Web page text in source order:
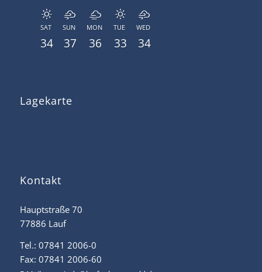
SAT
34
SUN
37
MON
36
TUE
33
WED
34
Lagekarte
Kontakt
Hauptstraße 70
77886 Lauf
Tel.: 07841 2006-0
Fax: 07841 2006-60